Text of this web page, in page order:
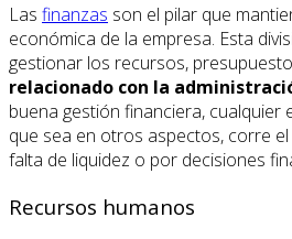
Las finanzas son el pilar que
económica de la empresa. Esta
gestionar los recursos,
relacionado con la
buena gestión financiera, cualquier
que sea en otros aspectos, corre
falta de liquidez o por decisiones
Recursos humanos